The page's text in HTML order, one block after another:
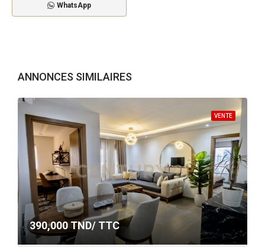
WhatsApp
ANNONCES SIMILAIRES
VENTE
390,000 TND/ TTC